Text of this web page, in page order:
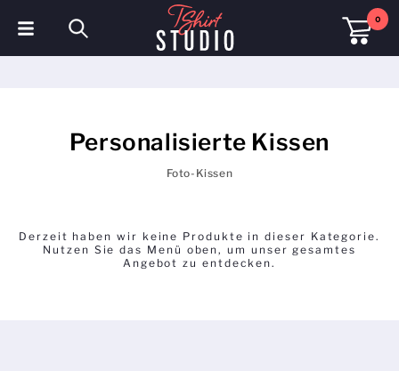
0
Poloshirts
Mützen & Kappen
Sportbekleidung
Personalisierte Kissen
Foto-Kissen
Derzeit haben wir keine Produkte in dieser Kategorie.
Nutzen Sie das Menü oben, um unser gesamtes
Angebot zu entdecken.